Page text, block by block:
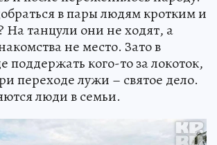
в пары людям кротким и
На танцули они не ходят, а
не место. Зато в
поддержать кого-то за локоток,
переходе лужи – святое дело.
люди в семьи.